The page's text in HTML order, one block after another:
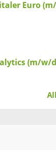
Euro
(m/w/